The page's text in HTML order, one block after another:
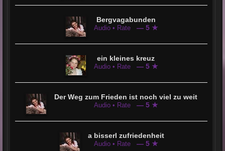
Bergvagabunden
Audio • Rate — 5 ★
ein kleines kreuz
Audio • Rate — 5 ★
Der Weg zum Frieden ist noch viel zu weit
Audio • Rate — 5 ★
a bisserl zufriedenheit
Audio • Rate — 5 ★